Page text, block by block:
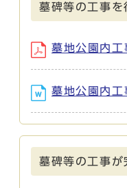
墓碑等の工事を
墓地公園内工
墓地公園内工
墓碑等の工事が